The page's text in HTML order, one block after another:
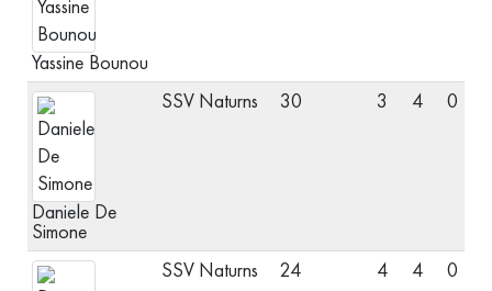
Yassine Bounou
Daniele De
Simone
SSV Naturns 30 3 4 0
SSV Naturns 24 4 4 0